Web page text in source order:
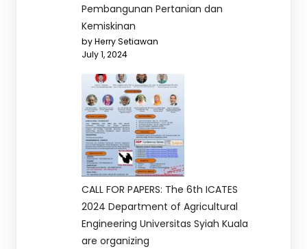
Pembangunan Pertanian dan
Kemiskinan
by Herry Setiawan
July 1, 2024
CALL FOR PAPERS: The 6th ICATES
2024 Department of Agricultural
Engineering Universitas Syiah Kuala
are organizing